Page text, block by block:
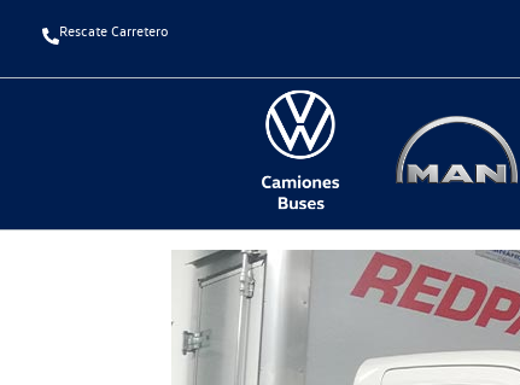
Rescate Carretero